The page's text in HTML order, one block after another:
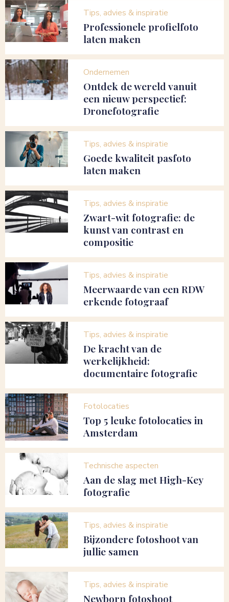
Tips, advies & inspiratie
Professionele profielfoto
laten maken
Ondernemen
Ontdek de wereld vanuit
een nieuw perspectief:
Dronefotografie
Tips, advies & inspiratie
Goede kwaliteit pasfoto
laten maken
Tips, advies & inspiratie
Zwart-wit fotografie: de
kunst van contrast en
compositie
Tips, advies & inspiratie
Meerwaarde van een RDW
erkende fotograaf
Tips, advies & inspiratie
De kracht van de
werkelijkheid:
documentaire fotografie
Fotolocaties
Top 5 leuke fotolocaties in
Amsterdam
Technische aspecten
Aan de slag met High-Key
fotografie
Tips, advies & inspiratie
Bijzondere fotoshoot van
jullie samen
Tips, advies & inspiratie
Newborn fotoshoot